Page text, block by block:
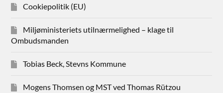
Cookiepolitik (EU)
Miljøministeriets utilnærmelighed – klage til
Ombudsmanden
Tobias Beck, Stevns Kommune
Mogens Thomsen og MST ved Thomas Rützou